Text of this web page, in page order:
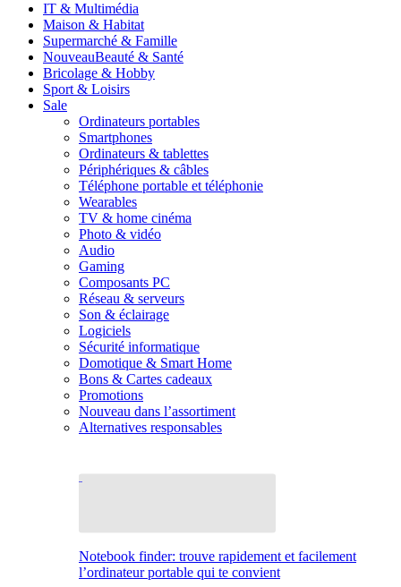
IT & Multimédia
Maison & Habitat
Supermarché & Famille
NouveauBeauté & Santé
Bricolage & Hobby
Sport & Loisirs
Sale
Ordinateurs portables
Smartphones
Ordinateurs & tablettes
Périphériques & câbles
Téléphone portable et téléphonie
Wearables
TV & home cinéma
Photo & vidéo
Audio
Gaming
Composants PC
Réseau & serveurs
Son & éclairage
Logiciels
Sécurité informatique
Domotique & Smart Home
Bons & Cartes cadeaux
Promotions
Nouveau dans l’assortiment
Alternatives responsables
Notebook finder: trouve rapidement et facilement
l’ordinateur portable qui te convient